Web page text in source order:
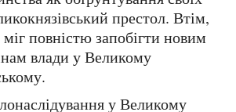
престол. Втім,
повністю запобігти новим
влади у Великому